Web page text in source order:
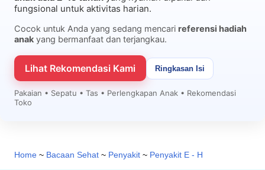
fungsional untuk aktivitas harian.
Cocok untuk Anda yang sedang mencari referensi hadiah
anak yang bermanfaat dan terjangkau.
Lihat Rekomendasi Kami Ringkasan Isi
Pakaian • Sepatu • Tas • Perlengkapan Anak • Rekomendasi
Toko
Home ~ Bacaan Sehat ~ Penyakit ~ Penyakit E - H